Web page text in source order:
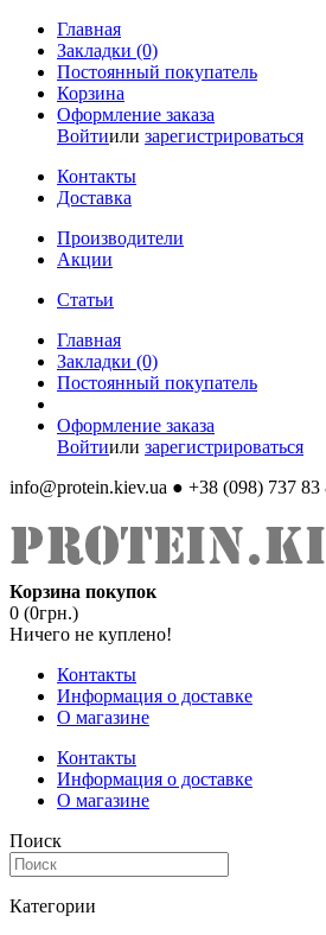
Главная
Закладки (0)
Постоянный покупатель
Корзина
Оформление заказа
Войтиили зарегистрироваться
Контакты
Доставка
Производители
Акции
Статьи
Главная
Закладки (0)
Постоянный покупатель
Оформление заказа
Войтиили зарегистрироваться
info@protein.kiev.ua ● +38 (098) 737
Корзина покупок
0 (0грн.)
Ничего не куплено!
Контакты
Информация о доставке
О магазине
Контакты
Информация о доставке
О магазине
Поиск
Категории